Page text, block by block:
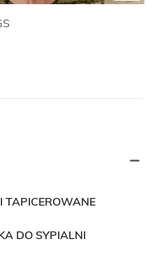
TAPICEROWANE
DO SYPIALNI